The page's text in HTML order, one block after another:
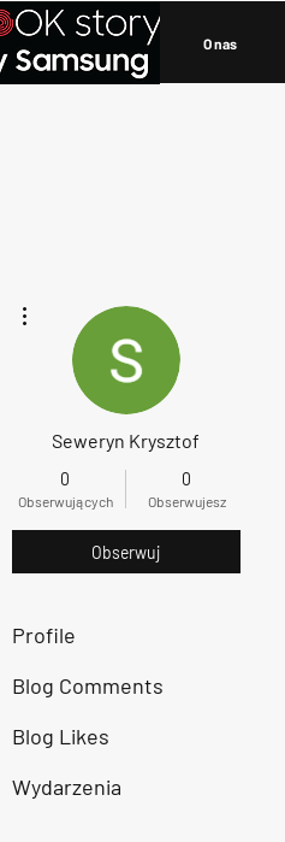
O nas
Seweryn Krysztof
0
Obserwujących
0
Obserwujesz
Obserwuj
Profile
Blog Comments
Blog Likes
Wydarzenia